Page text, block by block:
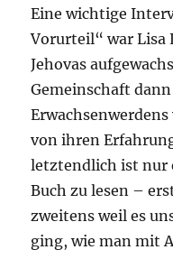
Eine wichtige
Vorurteil“ war Lisa
Jehovas
Gemeinschaft
von ihren
letztendlich ist nur
Buch zu lesen –
zweitens weil es
ging, wie man mit